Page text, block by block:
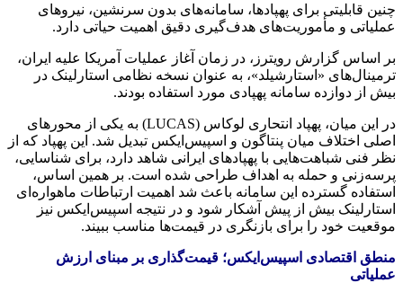
چنین قابلیتی برای پهپادها، سامانه‌های بدون سرنشین، نیروهای
عملیاتی و مأموریت‌های هدف‌گیری دقیق اهمیت حیاتی دارد.
بر اساس گزارش رویترز، در زمان آغاز عملیات آمریکا علیه ایران،
ترمینال‌های «استارشیلد»، به عنوان نسخه نظامی استارلینک در
بیش از دوازده سامانه پهپادی مورد استفاده بودند.
در این میان، پهپاد انتحاری لوکاس (LUCAS) به یکی از محورهای
اصلی اختلاف میان پنتاگون و اسپیس‌ایکس تبدیل شد. این پهپاد که از
نظر فنی شباهت‌هایی با پهپادهای ایرانی شاهد دارد، برای شناسایی،
پرسه‌زنی و حمله به اهداف طراحی شده است. بر همین اساس،
استفاده گسترده این سامانه باعث شد اهمیت ارتباطات ماهواره‌ای
استارلینک بیش از پیش آشکار شود و در نتیجه اسپیس‌ایکس نیز
موقعیت خود را برای بازنگری در قیمت‌ها مناسب ببیند.
منطق اقتصادی اسپیس‌ایکس؛ قیمت‌گذاری بر مبنای ارزش
عملیاتی